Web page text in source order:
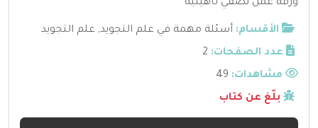
ورقة عمل نصفي تأهيلية
الأقسام: أسئلة مهمة في علم التجويد, علم التجويد
عدد الصفحات: 2
مشاهدات:
بلّغ عن كتاب